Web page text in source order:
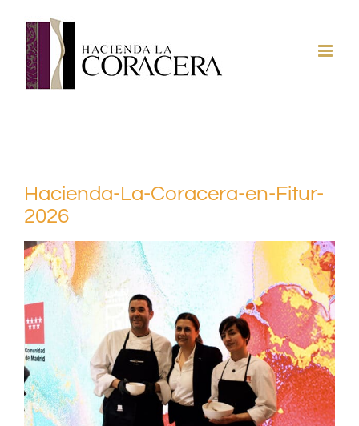
contenido
Hacienda-La-Coracera-en-Fitur-
2026